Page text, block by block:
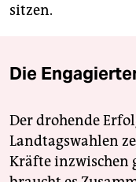
sitzen.
Die
Der drohende
Landtagswahlen
Kräfte inzwischen